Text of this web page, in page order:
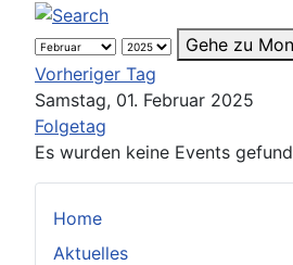
Home
Aktuelles
Gehe zu
Vorheriger Tag
Samstag, 01. Februar 2025
Folgetag
Es wurden keine Events